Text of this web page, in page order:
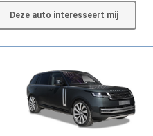
Deze auto interesseert mij